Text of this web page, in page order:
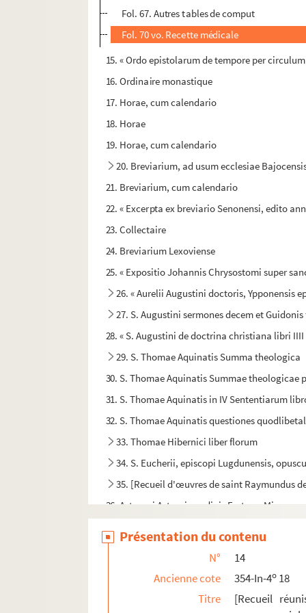
Fol. 67. Autres tables de comput
Fol. 70 vo. Recette médicale
15. « Ordo epistolarum de tempore per
16. Ordinaire monastique
17. Horae, cum calendario
18. Horae
19. Horae, cum calendario
20. Breviarium, ad usum ecclesiae
21. Breviarium, cum calendario
22. « Excerpta ex breviario Senonensi, edito
23. Collectaire
24. Breviarium Lexoviense
25. « Expositio Johannis Chrysostomi super
26. « Aurelii Augustini doctoris, Ypponensis
27. S. Augustini sermones decem et
28. « S. Augustini de doctrina christiana libri IIII
29. S. Thomae Aquinatis Summa theologica
30. S. Thomae Aquinatis Summae theologicae
31. S. Thomae Aquinatis in IV Sententiarum
32. S. Thomae Aquinatis questiones
33. Thomae Hibernici liber florum
34. S. Eucherii, episcopi Lugdunensis,
35. [Recueil d'œuvres de saint Raymundus
36. Astesani Astensis, ordinis Fratrum
38. « Sermones fratris Guillelmi Lugdunensis »
Présentation du contenu
N°
14
Ancienne cote
354-In-4o 18
Titre
[Recueil